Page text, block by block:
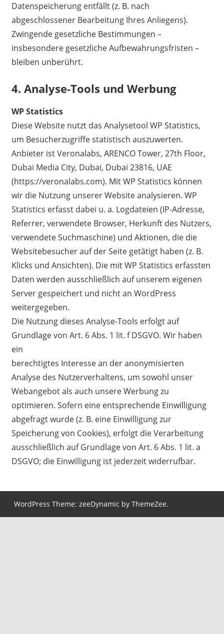
Datenspeicherung entfällt (z. B. nach
abgeschlossener Bearbeitung Ihres Anliegens).
Zwingende gesetzliche Bestimmungen –
insbesondere gesetzliche Aufbewahrungsfristen –
bleiben unberührt.
4. Analyse-Tools und Werbung
WP Statistics
Diese Website nutzt das Analysetool WP Statistics,
um Besucherzugriffe statistisch auszuwerten.
Anbieter ist Veronalabs, ARENCO Tower, 27th Floor,
Dubai Media City, Dubai, Dubai 23816, UAE
(https://veronalabs.com). Mit WP Statistics können
wir die Nutzung unserer Website analysieren. WP
Statistics erfasst dabei u. a. Logdateien (IP-Adresse,
Referrer, verwendete Browser, Herkunft des Nutzers,
verwendete Suchmaschine) und Aktionen, die die
Websitebesucher auf der Seite getätigt haben (z. B.
Klicks und Ansichten). Die mit WP Statistics erfassten
Daten werden ausschließlich auf unserem eigenen
Server gespeichert und nicht an WordPress
weitergegeben.
Die Nutzung dieses Analyse-Tools erfolgt auf
Grundlage von Art. 6 Abs. 1 lit. f DSGVO. Wir haben
ein
berechtigtes Interesse an der anonymisierten
Analyse des Nutzerverhaltens, um sowohl unser
Webangebot als auch unsere Werbung zu
optimieren. Sofern eine entsprechende Einwilligung
abgefragt wurde (z. B. eine Einwilligung zur
Speicherung von Cookies), erfolgt die Verarbeitung
ausschließlich auf Grundlage von Art. 6 Abs. 1 lit. a
DSGVO; die Einwilligung ist jederzeit widerrufbar.
WordPress Theme: zeeDynamic by ThemeZee.